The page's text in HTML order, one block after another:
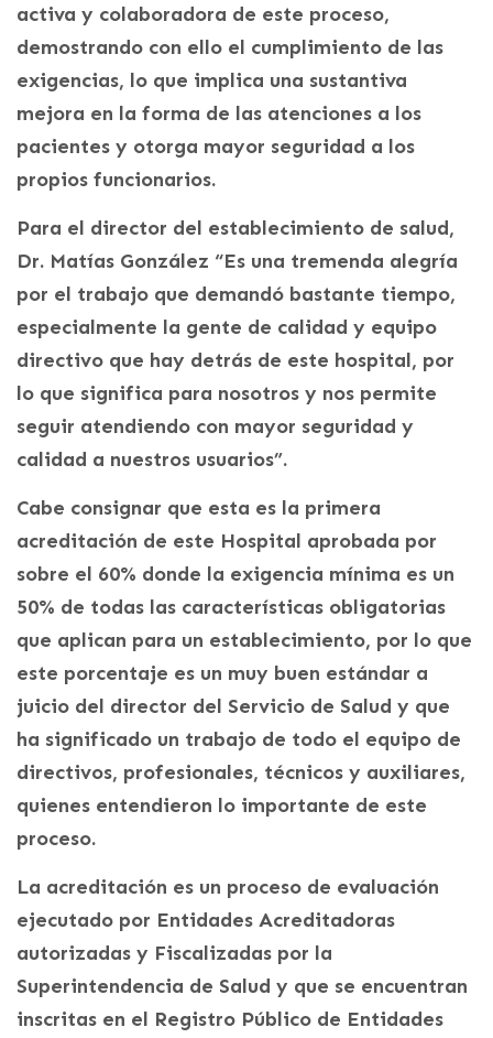
activa y colaboradora de este proceso,
demostrando con ello el cumplimiento de las
exigencias, lo que implica una sustantiva
mejora en la forma de las atenciones a los
pacientes y otorga mayor seguridad a los
propios funcionarios.
Para el director del establecimiento de salud,
Dr. Matías González “Es una tremenda alegría
por el trabajo que demandó bastante tiempo,
especialmente la gente de calidad y equipo
directivo que hay detrás de este hospital, por
lo que significa para nosotros y nos permite
seguir atendiendo con mayor seguridad y
calidad a nuestros usuarios”.
Cabe consignar que esta es la primera
acreditación de este Hospital aprobada por
sobre el 60% donde la exigencia mínima es un
50% de todas las características obligatorias
que aplican para un establecimiento, por lo que
este porcentaje es un muy buen estándar a
juicio del director del Servicio de Salud y que
ha significado un trabajo de todo el equipo de
directivos, profesionales, técnicos y auxiliares,
quienes entendieron lo importante de este
proceso.
La acreditación es un proceso de evaluación
ejecutado por Entidades Acreditadoras
autorizadas y Fiscalizadas por la
Superintendencia de Salud y que se encuentran
inscritas en el Registro Público de Entidades